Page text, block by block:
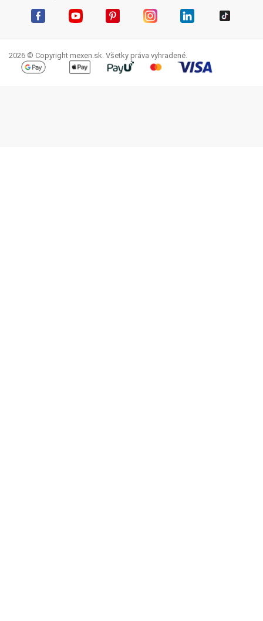
2026 © Copyright mexen.sk. Všetky práva vyhradené.